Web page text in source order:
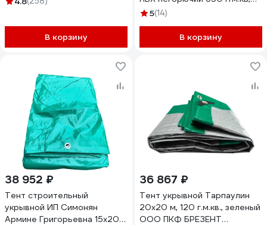
В корзину
синий, 3x50м / 150м²
5(14)
В корзину
38 952 ₽
Тент строительный
укрывной ИП Симонян
Армине Григорьевна 15х20 м
36 867 ₽
Тент укрывной Тарпаулин
20х20 м, 120 г.м.кв., зеленый
ООО ПКФ БРЕЗЕНТ